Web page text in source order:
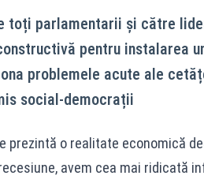
toți parlamentarii și către
pentru instalarea
problemele acute ale
social-democrații
o realitate economică
avem cea mai ridicată